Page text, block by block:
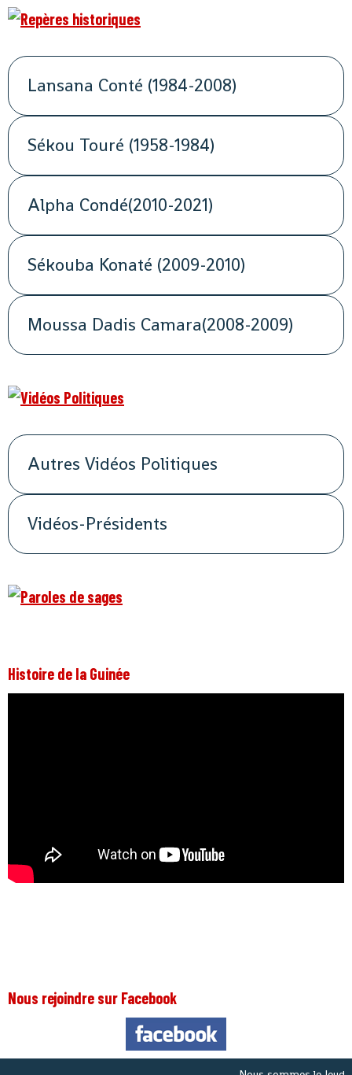
Lansana Conté (1984-2008)
Sékou Touré (1958-1984)
Alpha Condé(2010-2021)
Sékouba Konaté (2009-2010)
Moussa Dadis Camara(2008-2009)
Autres Vidéos Politiques
Vidéos-Présidents
Histoire de la Guinée
Nous rejoindre sur Facebook